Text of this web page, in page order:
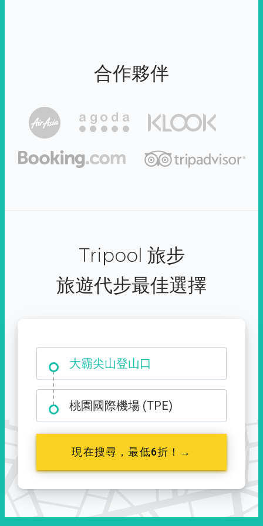
合作夥伴
Tripool 旅步
旅遊代步最佳選擇
大霸尖山登山口
桃園國際機場 (TPE)
現在搜尋，最低6折！→